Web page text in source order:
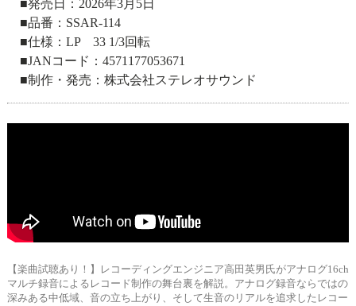
■発売日：2026年3月5日
■品番：SSAR-114
■仕様：LP 33 1/3回転
■JANコード：4571177053671
■制作・発売：株式会社ステレオサウンド
【楽曲試聴あり！】レコーディングエンジニア高田英男氏がアナログ16ch
マルチ録音によるレコード制作の舞台裏を解説。アナログ録音ならではの
深みある中低域、音の立ち上がり、そして生音のリアルを追求したレコー